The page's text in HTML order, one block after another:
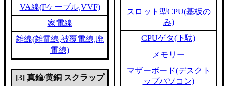
VA線(Fケーブル,VVF)
家電線
雑線(雑電線,被覆電線,廃
電線)
[3] 真鍮/黄銅 スクラップ
スロット型CPU(基板の
み)
CPUゲタ(下駄)
メモリー
マザーボード(デスクト
ップパソコン)